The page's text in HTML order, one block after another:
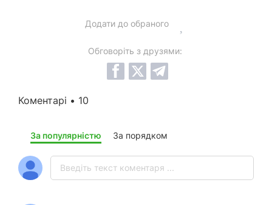
Додати до обраного
Обговоріть з друзями:
Коментарі • 10
За популярністю За порядком